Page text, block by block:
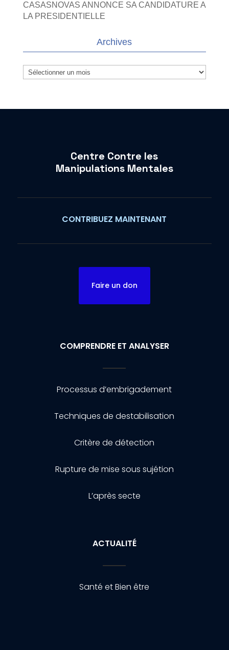
CASASNOVAS ANNONCE SA CANDIDATURE A
LA PRESIDENTIELLE
Archives
Archives
Centre Contre les
Manipulations Mentales
CONTRIBUEZ MAINTENANT
Faire un don
COMPRENDRE ET ANALYSER
Processus d’embrigadement
Techniques de destabilisation
Critère de détection
Rupture de mise sous sujétion
L’après secte
ACTUALITÉ
Santé et Bien être